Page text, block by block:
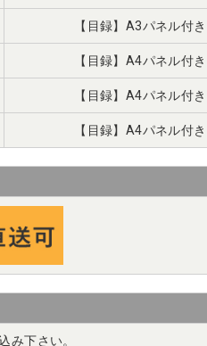
【目録】A3パネル付き
【目録】A4パネル付き
【目録】A4パネル付き
【目録】A4パネル付き
み下さい。